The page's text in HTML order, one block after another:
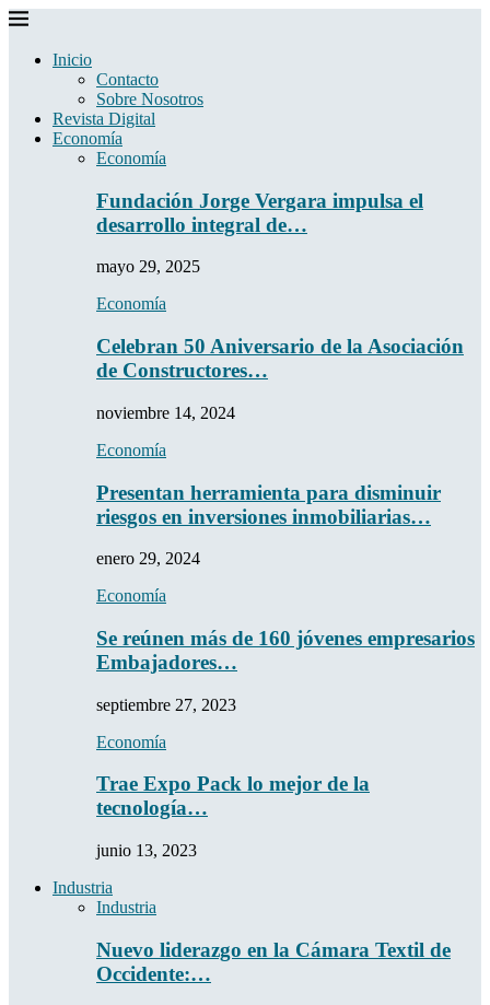
Inicio
Contacto
Sobre Nosotros
Revista Digital
Economía
Economía
Fundación Jorge Vergara impulsa el
desarrollo integral de…
mayo 29, 2025
Economía
Celebran 50 Aniversario de la Asociación
de Constructores…
noviembre 14, 2024
Economía
Presentan herramienta para disminuir
riesgos en inversiones inmobiliarias…
enero 29, 2024
Economía
Se reúnen más de 160 jóvenes empresarios
Embajadores…
septiembre 27, 2023
Economía
Trae Expo Pack lo mejor de la
tecnología…
junio 13, 2023
Industria
Industria
Nuevo liderazgo en la Cámara Textil de
Occidente:…